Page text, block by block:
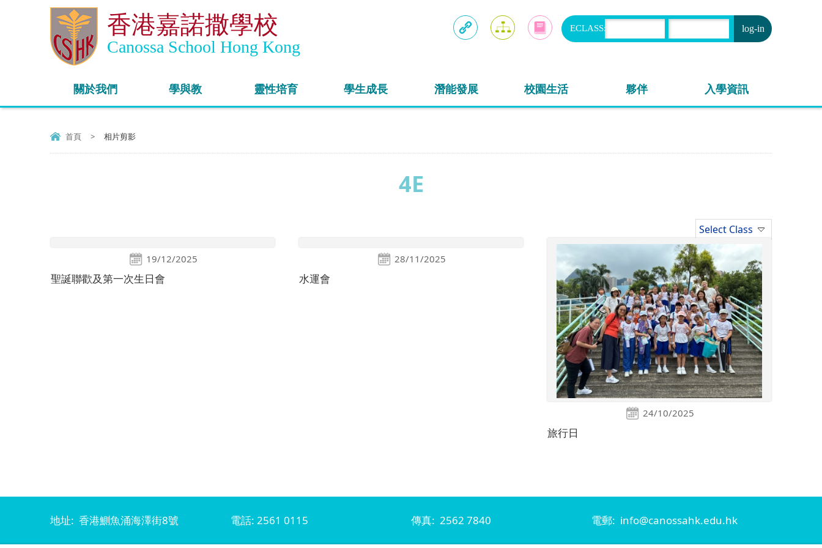
香港嘉諾撒學校
Canossa School Hong Kong
連結 入學申請
ECLASS:
關於我們 學與教 靈性培育 學生成長 潛能發展 校園生活 夥伴 入學資訊
首頁 > 相片剪影
4E
Select Class
19/12/2025
聖誕聯歡及第一次生日會
28/11/2025
水運會
24/10/2025
旅行日
地址: 香港鰂魚涌海澤街8號 電話: 2561 0115 傳真: 2562 7840 電郵: info@canossahk.edu.hk